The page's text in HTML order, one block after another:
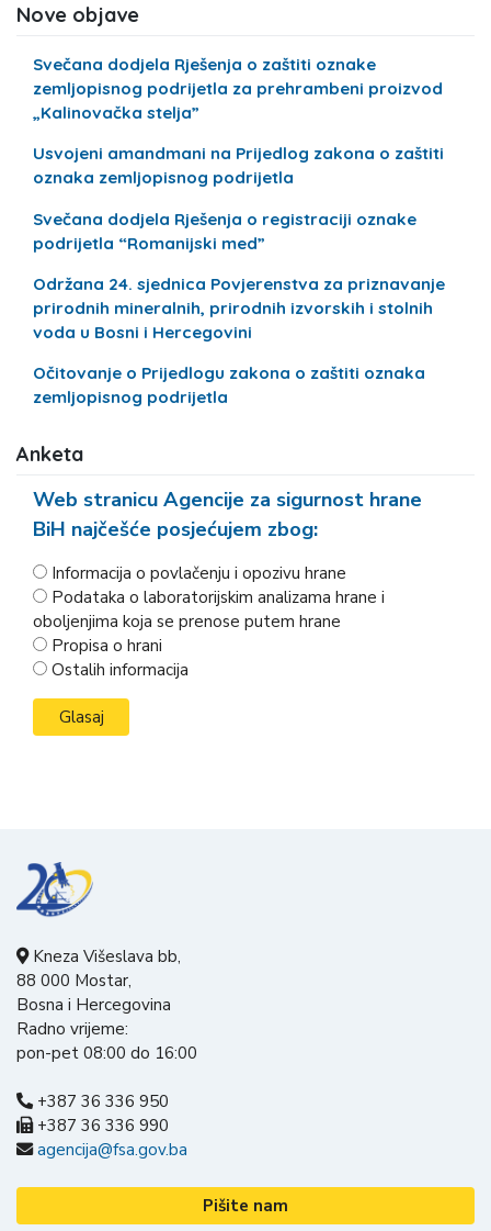
Nove objave
Svečana dodjela Rješenja o zaštiti oznake
zemljopisnog podrijetla za prehrambeni proizvod
„Kalinovačka stelja”
Usvojeni amandmani na Prijedlog zakona o zaštiti
oznaka zemljopisnog podrijetla
Svečana dodjela Rješenja o registraciji oznake
podrijetla “Romanijski med”
Održana 24. sjednica Povjerenstva za priznavanje
prirodnih mineralnih, prirodnih izvorskih i stolnih
voda u Bosni i Hercegovini
Očitovanje o Prijedlogu zakona o zaštiti oznaka
zemljopisnog podrijetla
Anketa
Web stranicu Agencije za sigurnost hrane
BiH najčešće posjećujem zbog:
Informacija o povlačenju i opozivu hrane
Podataka o laboratorijskim analizama hrane i
oboljenjima koja se prenose putem hrane
Propisa o hrani
Ostalih informacija
Kneza Višeslava bb,
88 000 Mostar,
Bosna i Hercegovina
Radno vrijeme:
pon-pet 08:00 do 16:00
+387 36 336 950
+387 36 336 990
agencija@fsa.gov.ba
Pišite nam